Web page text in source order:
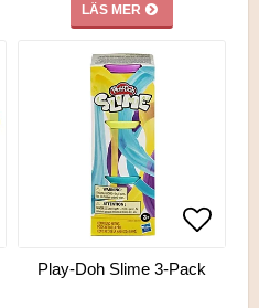
LÄS MER
till i favoritlistanLägg
Lägg
Play-Doh Slime 3-Pack